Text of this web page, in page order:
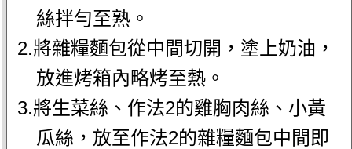
絲拌勻至熟。
2.將雜糧麵包從中間切開，塗上奶油，
放進烤箱內略烤至熱。
3.將生菜絲、作法2的雞胸肉絲、小黃
瓜絲，放至作法2的雜糧麵包中間即